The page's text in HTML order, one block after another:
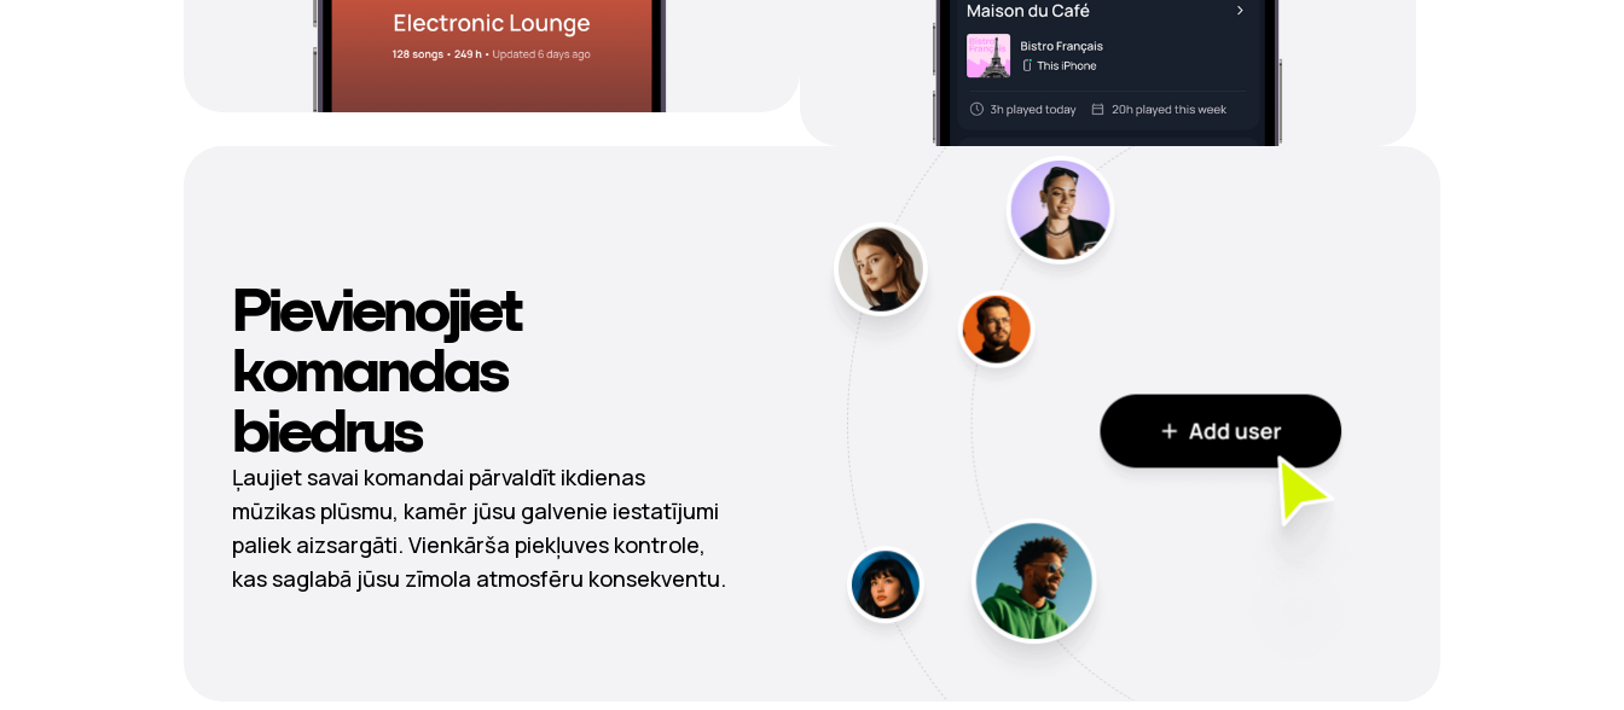
Pievienojiet
komandas
biedrus
Ļaujiet savai komandai pārvaldīt ikdienas
mūzikas plūsmu, kamēr jūsu galvenie iestatījumi
paliek aizsargāti. Vienkārša piekļuves kontrole,
kas saglabā jūsu zīmola atmosfēru konsekventu.